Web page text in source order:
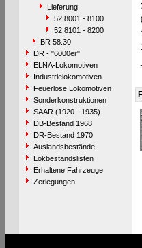
Lieferung
52 8001 - 8100
52 8101 - 8200
BR 58.30
DR - "6000er"
ELNA-Lokomotiven
Industrielokomotiven
Feuerlose Lokomotiven
Sonderkonstruktionen
SAAR (1920 - 1935)
DB-Bestand 1968
DR-Bestand 1970
Auslandsbestände
Lokbestandslisten
Erhaltene Fahrzeuge
Zerlegungen